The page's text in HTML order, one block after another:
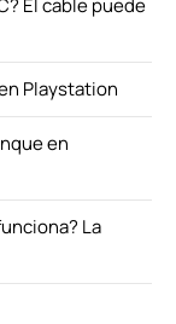
El cable puede
Playstation
en
La